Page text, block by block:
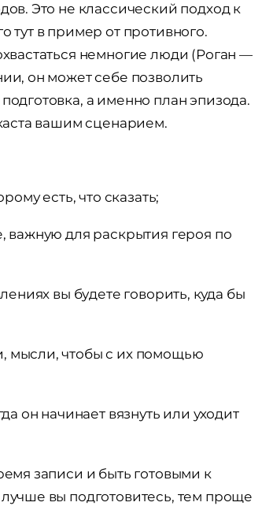
Это не классический подход к
тут в пример от противного.
немногие люди (Роган —
он может себе позволить
а именно план эпизода.
вашим сценарием.
есть, что сказать;
важную для раскрытия героя по
вы будете говорить, куда бы
мысли, чтобы с их помощью
он начинает вязнуть или уходит
записи и быть готовыми к
вы подготовитесь, тем проще